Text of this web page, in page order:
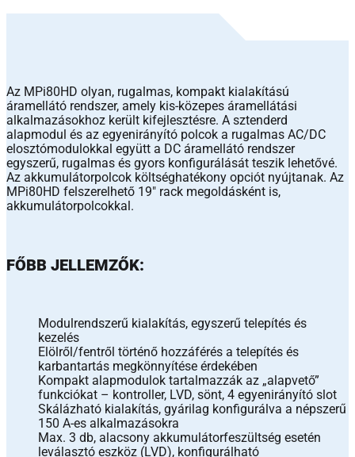
Az MPi80HD olyan, rugalmas, kompakt kialakítású
áramellátó rendszer, amely kis-közepes áramellátási
alkalmazásokhoz került kifejlesztésre. A sztenderd
alapmodul és az egyenirányító polcok a rugalmas AC/DC
elosztómodulokkal együtt a DC áramellátó rendszer
egyszerű, rugalmas és gyors konfigurálását teszik lehetővé.
Az akkumulátorpolcok költséghatékony opciót nyújtanak. Az
MPi80HD felszerelhető 19″ rack megoldásként is,
akkumulátorpolcokkal.
FŐBB JELLEMZŐK:
Modulrendszerű kialakítás, egyszerű telepítés és
kezelés
Elölről/fentről történő hozzáférés a telepítés és
karbantartás megkönnyítése érdekében
Kompakt alapmodulok tartalmazzák az „alapvető”
funkciókat – kontroller, LVD, sönt, 4 egyenirányító slot
Skálázható kialakítás, gyárilag konfigurálva a népszerű
150 A-es alkalmazásokra
Max. 3 db, alacsony akkumulátorfeszültség esetén
leválasztó eszköz (LVD), konfigurálható